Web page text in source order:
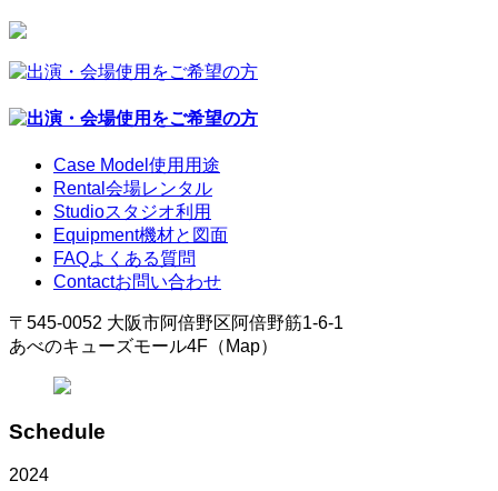
Case Model 使用用途
Rental 会場レンタル
Studioスタジオ利用
Equipment機材と図面
FAQよくある質問
Contactお問い合わせ
〒545-0052 大阪市阿倍野区阿倍野筋1-6-1
あべのキューズモール4F（Map）
Schedule
2024